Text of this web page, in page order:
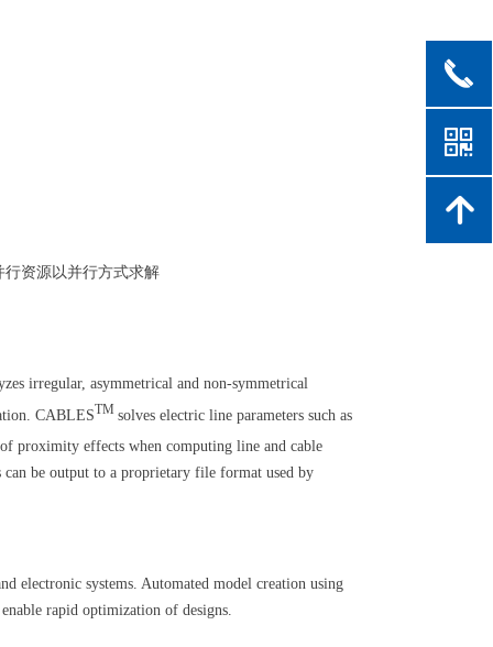
资源以并行方式求解
irregular, asymmetrical and non-symmetrical
CABLESTM solves electric line parameters such as
proximity effects when computing line and cable
can be output to a proprietary file format used by
electronic systems. Automated model creation using
rapid optimization of designs.
끅
낃
녕